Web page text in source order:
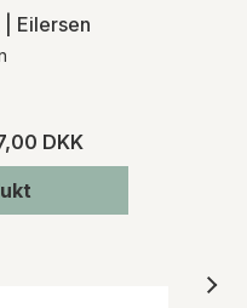
| Eilersen
DKK